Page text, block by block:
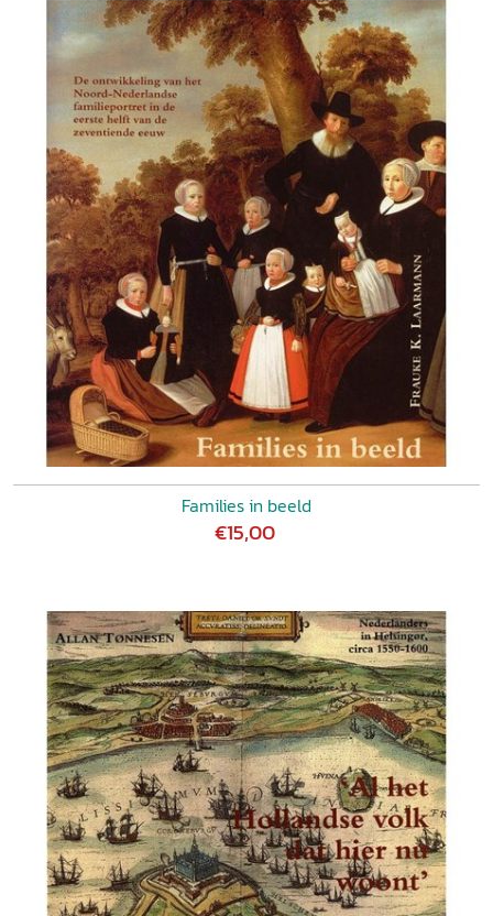
Families in beeld
€15,00